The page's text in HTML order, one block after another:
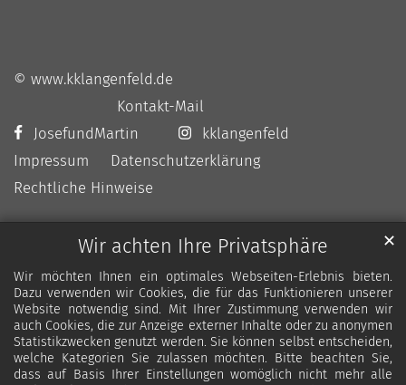
Wir achten Ihre Privatsphäre
Wir möchten Ihnen ein optimales Webseiten-Erlebnis bieten.
Dazu verwenden wir Cookies, die für das Funktionieren unserer
Website notwendig sind. Mit Ihrer Zustimmung verwenden wir
auch Cookies, die zur Anzeige externer Inhalte oder zu anonymen
Statistikzwecken genutzt werden. Sie können selbst entscheiden,
welche Kategorien Sie zulassen möchten. Bitte beachten Sie,
dass auf Basis Ihrer Einstellungen womöglich nicht mehr alle
✕
© www.kklangenfeld.de
Kontakt-Mail
JosefundMartin
kklangenfeld
Impressum
Datenschutzerklärung
Rechtliche Hinweise